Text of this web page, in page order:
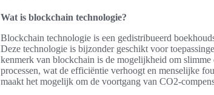
Wat is blockchain technologie?
Blockchain technologie is een gedistribueerd
Deze technologie is bijzonder geschikt voor
kenmerk van blockchain is de mogelijkheid om
processen, wat de efficiëntie verhoogt en menselijke
maakt het mogelijk om de voortgang van CO2-